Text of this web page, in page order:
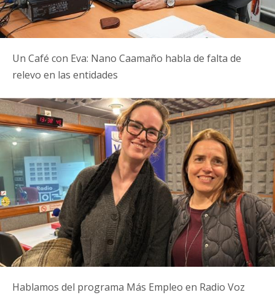
Un Café con Eva: Nano Caamaño habla de falta de
relevo en las entidades
Hablamos del programa Más Empleo en Radio Voz